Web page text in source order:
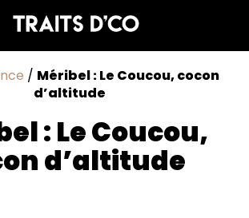
/ Méribel : Le Coucou, cocon
d’altitude
: Le Coucou,
d’altitude